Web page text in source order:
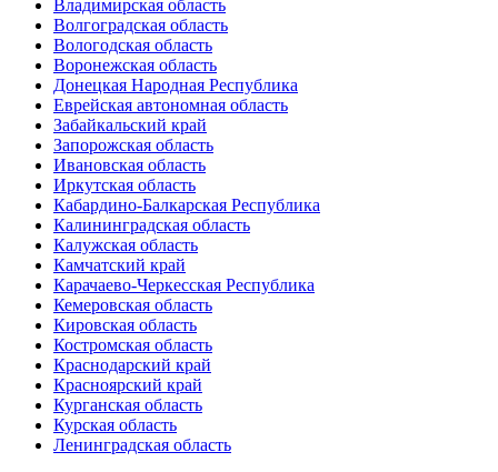
Владимирская область
Волгоградская область
Вологодская область
Воронежская область
Донецкая Народная Республика
Еврейская автономная область
Забайкальский край
Запорожская область
Ивановская область
Иркутская область
Кабардино-Балкарская Республика
Калининградская область
Калужская область
Камчатский край
Карачаево-Черкесская Республика
Кемеровская область
Кировская область
Костромская область
Краснодарский край
Красноярский край
Курганская область
Курская область
Ленинградская область